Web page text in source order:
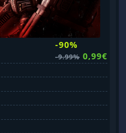
-90%
-9.99% 0,99€